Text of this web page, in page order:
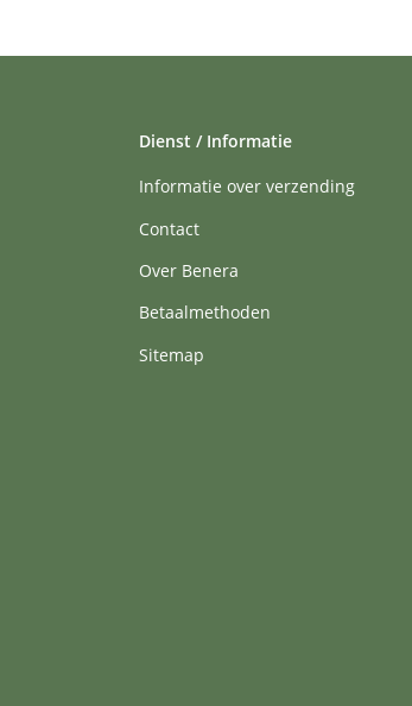
Dienst / Informatie
Informatie over verzending
Contact
Over Benera
Betaalmethoden
Sitemap